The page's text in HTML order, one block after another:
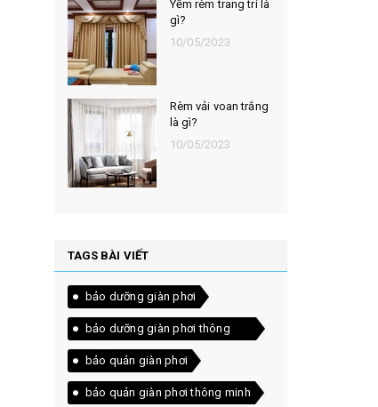
Yếm rèm trang trí là
gì?
10/05/2023
Rèm vải voan trắng
là gì?
10/05/2023
TAGS BÀI VIẾT
bảo dưỡng giàn phơi
bảo dưỡng giàn phơi thông
minh
bảo quản giàn phơi
bảo quản giàn phơi thông minh